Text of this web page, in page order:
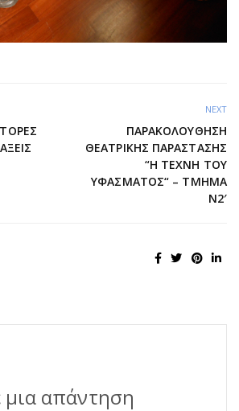
NEXT
ΠΑΡΑΚΟΛΟΎΘΗΣΗ
ΘΕΑΤΡΙΚΉΣ ΠΑΡΆΣΤΑΣΗΣ
“Η ΤΈΧΝΗ ΤΟΥ
ΥΦΆΣΜΑΤΟΣ“ – ΤΜΉΜΑ
Ν2′
απάντηση